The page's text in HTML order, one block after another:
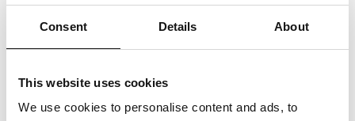
Consent Details About
This website uses cookies
We use cookies to personalise content and ads, to
medewerkers met deze technologie
omgaan. Het is niet voldoende om de
“voordeur” van een organisatie te
openstaat. Gedragsverandering moet een
integraal onderdeel zijn van de